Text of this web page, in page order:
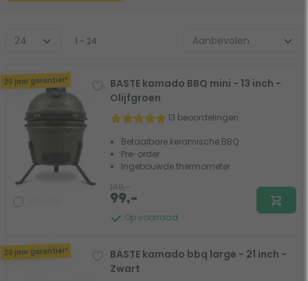
1 - 24
20 jaar garantie!*
BASTE kamado BBQ mini - 13 inch -
Olijfgroen
13 beoordelingen
Betaalbare keramische BBQ
Pre-order
Ingebouwde thermometer
Op voorraad
149,-
99,-
20 jaar garantie!*
BASTE kamado bbq large - 21 inch -
Zwart